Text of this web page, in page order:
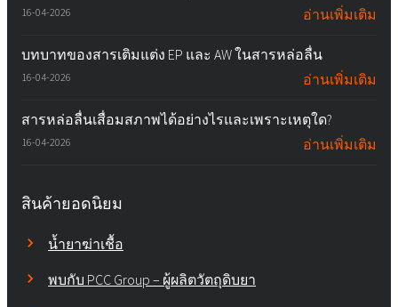
16-04-2026 อ่านเพิ่มเติม
บทบาทของสารเติมแต่ง EP และ AW ในสารหล่อลื่น
16-04-2026 อ่านเพิ่มเติม
สารหล่อลื่นเสื่อมสภาพได้อย่างไรและเพราะเหตุใด?
16-04-2026 อ่านเพิ่มเติม
สินค้ายอดนิยม
น้ำยาฆ่าเชื้อ
พบกับ PCC Group – ผู้ผลิตวัตถุดิบยา